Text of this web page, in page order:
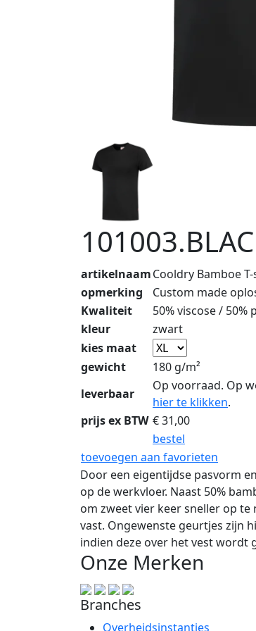
artikelnaamCooldry Bamboe
opmerking
Custom made
Kwaliteit
50% viscose / 50%
kleur
zwart
kies maat
gewicht
180 g/m²
leverbaar
Op voorraad. Op
hier te klikken.
prijs ex BTW €31,00
bestel
toevoegen aan favorieten
Door een eigentijdse pasvorm
op de werkvloer. Naast 50%
om zweet vier keer sneller op
vast. Ongewenste geurtjes zijn
indien deze over het vest wordt
Onze Merken
Branches
Overheidsinstanties